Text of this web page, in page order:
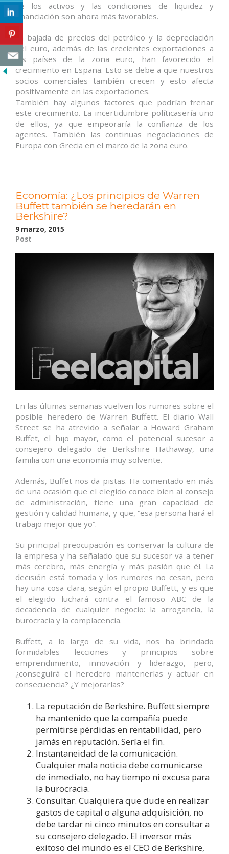
de los activos y las condiciones de liquidez y
financiación son ahora más favorables.
La bajada de precios del petróleo y la depreciación
del euro, además de las crecientes exportaciones a
los países de la zona euro, han favorecido el
crecimiento en España. Esto se debe a que nuestros
socios comerciales también crecen y esto afecta
positivamente en las exportaciones.
También hay algunos factores que podrían frenar
este crecimiento. La incertidumbre políticasería uno
de ellos, ya que empeoraría la confianza de los
agentes. También las continuas negociaciones de
Europa con Grecia en el marco de la zona euro.
Economía: ¿Los principios de Warren
Buffett también se heredarán en
Berkshire?
9 marzo, 2015
Post
En las últimas semanas vuelven los rumores sobre el
posible heredero de Warren Buffett. El diario Wall
Street se ha atrevido a señalar a Howard Graham
Buffet, el hijo mayor, como el potencial sucesor a
consejero delegado de Berkshire Hathaway, una
familia con una economía muy solvente.
Además, Buffet nos da pistas. Ha comentado en más
de una ocasión que el elegido conoce bien al consejo
de administración, tiene una gran capacidad de
gestión y calidad humana, y que, “esa persona hará el
trabajo mejor que yo”.
Su principal preocupación es conservar la cultura de
la empresa y ha señalado que su sucesor va a tener
más cerebro, más energía y más pasión que él. La
decisión está tomada y los rumores no cesan, pero
hay una cosa clara, según el propio Buffett, y es que
el elegido luchará contra el famoso ABC de la
decadencia de cualquier negocio: la arrogancia, la
burocracia y la complacencia.
Buffett, a lo largo de su vida, nos ha brindado
formidables lecciones y principios sobre
emprendimiento, innovación y liderazgo, pero,
¿conseguirá el heredero mantenerlas y actuar en
consecuencia? ¿Y mejorarlas?
La reputación de Berkshire. Buffett siempre
ha mantenido que la compañía puede
permitirse pérdidas en rentabilidad, pero
jamás en reputación. Sería el fin.
Instantaneidad de la comunicación.
Cualquier mala noticia debe comunicarse
de inmediato, no hay tiempo ni excusa para
la burocracia.
Consultar. Cualquiera que dude en realizar
gastos de capital o alguna adquisición, no
debe tardar ni cinco minutos en consultar a
su consejero delegado. El inversor más
exitoso del mundo es el CEO de Berkshire,